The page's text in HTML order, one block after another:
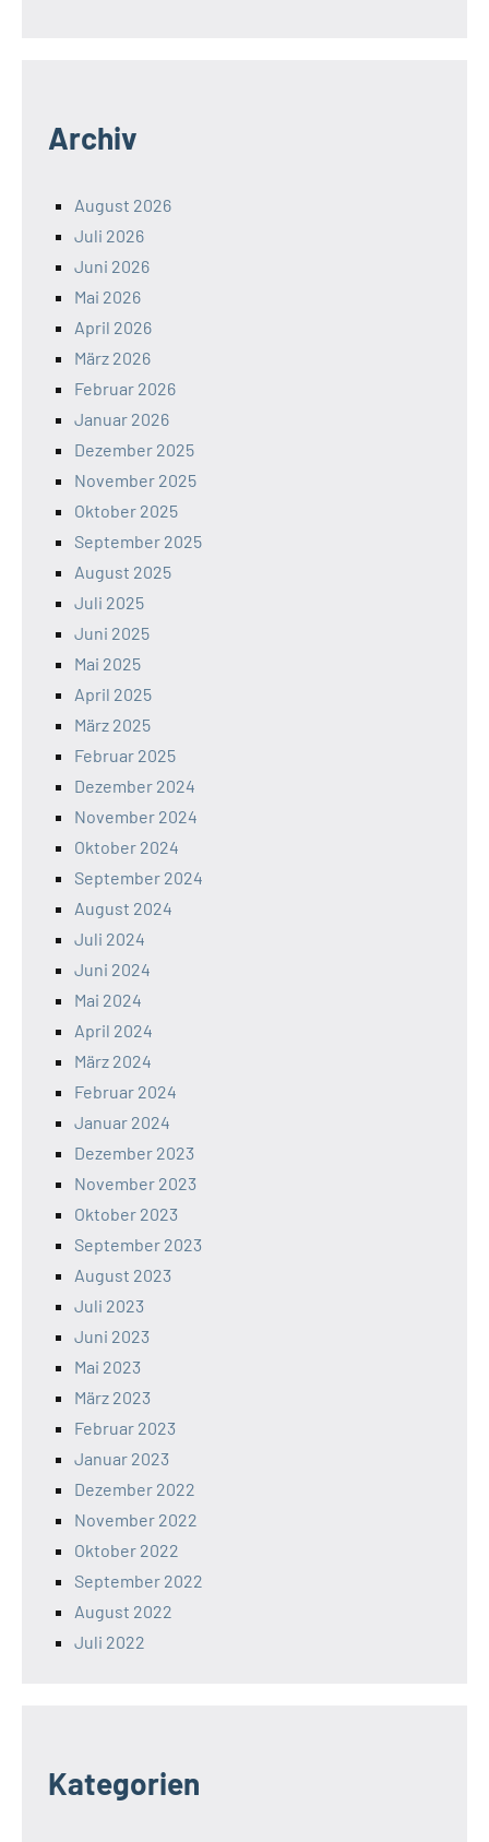
Archiv
August 2026
Juli 2026
Juni 2026
Mai 2026
April 2026
März 2026
Februar 2026
Januar 2026
Dezember 2025
November 2025
Oktober 2025
September 2025
August 2025
Juli 2025
Juni 2025
Mai 2025
April 2025
März 2025
Februar 2025
Dezember 2024
November 2024
Oktober 2024
September 2024
August 2024
Juli 2024
Juni 2024
Mai 2024
April 2024
März 2024
Februar 2024
Januar 2024
Dezember 2023
November 2023
Oktober 2023
September 2023
August 2023
Juli 2023
Juni 2023
Mai 2023
März 2023
Februar 2023
Januar 2023
Dezember 2022
November 2022
Oktober 2022
September 2022
August 2022
Juli 2022
Kategorien